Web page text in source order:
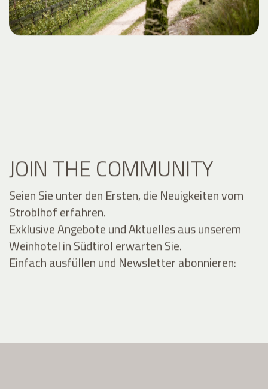
JOIN THE COMMUNITY
Seien Sie unter den Ersten, die Neuigkeiten vom
Stroblhof erfahren.
Exklusive Angebote und Aktuelles aus unserem
Weinhotel in Südtirol erwarten Sie.
Einfach ausfüllen und Newsletter abonnieren: